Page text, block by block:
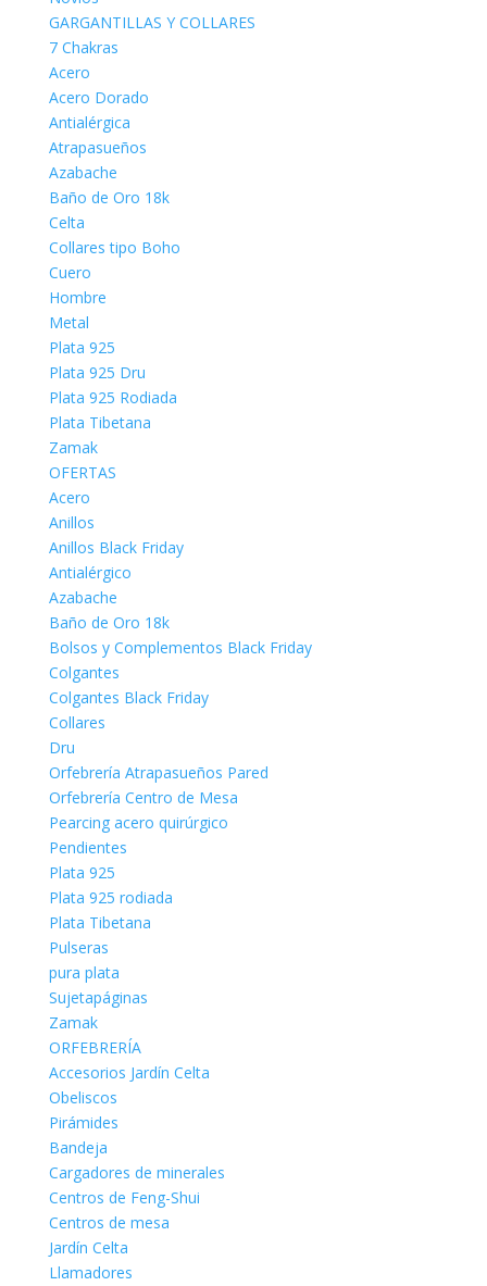
GARGANTILLAS Y COLLARES
7 Chakras
Acero
Acero Dorado
Antialérgica
Atrapasueños
Azabache
Baño de Oro 18k
Celta
Collares tipo Boho
Cuero
Hombre
Metal
Plata 925
Plata 925 Dru
Plata 925 Rodiada
Plata Tibetana
Zamak
OFERTAS
Acero
Anillos
Anillos Black Friday
Antialérgico
Azabache
Baño de Oro 18k
Bolsos y Complementos Black Friday
Colgantes
Colgantes Black Friday
Collares
Dru
Orfebrería Atrapasueños Pared
Orfebrería Centro de Mesa
Pearcing acero quirúrgico
Pendientes
Plata 925
Plata 925 rodiada
Plata Tibetana
Pulseras
pura plata
Sujetapáginas
Zamak
ORFEBRERÍA
Accesorios Jardín Celta
Obeliscos
Pirámides
Bandeja
Cargadores de minerales
Centros de Feng-Shui
Centros de mesa
Jardín Celta
Llamadores